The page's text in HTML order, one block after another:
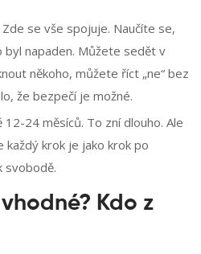
se vše spojuje. Naučíte se,
napaden. Můžete sedět v
někoho, můžete říct „ne“ bez
že bezpečí je možné.
24 měsíců. To zní dlouho. Ale
krok je jako krok po
svobodě.
Kdo z